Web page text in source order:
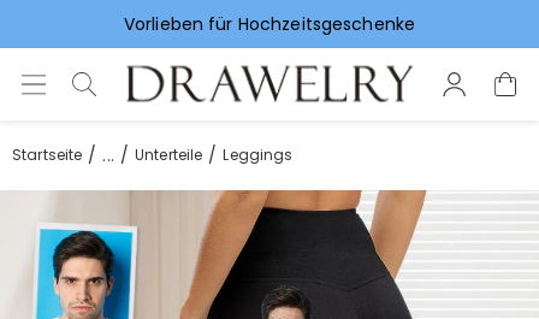
Vorlieben für Hochzeitsgeschenke
Startseite ... Unterteile Leggings